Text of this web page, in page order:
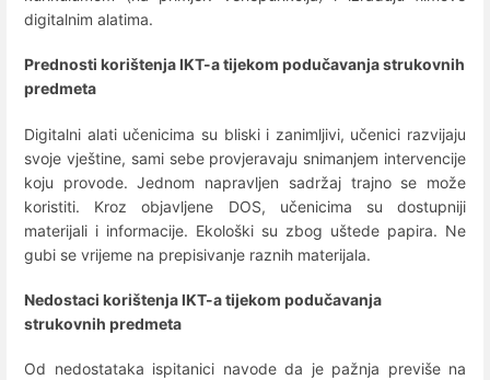
digitalnim alatima.
Prednosti korištenja IKT-a tijekom podučavanja strukovnih
predmeta
Digitalni alati učenicima su bliski i zanimljivi, učenici razvijaju
svoje vještine, sami sebe provjeravaju snimanjem intervencije
koju provode. Jednom napravljen sadržaj trajno se može
koristiti. Kroz objavljene DOS, učenicima su dostupniji
materijali i informacije. Ekološki su zbog uštede papira. Ne
gubi se vrijeme na prepisivanje raznih materijala.
Nedostaci korištenja IKT-a tijekom podučavanja
strukovnih predmeta
Od nedostataka ispitanici navode da je pažnja previše na